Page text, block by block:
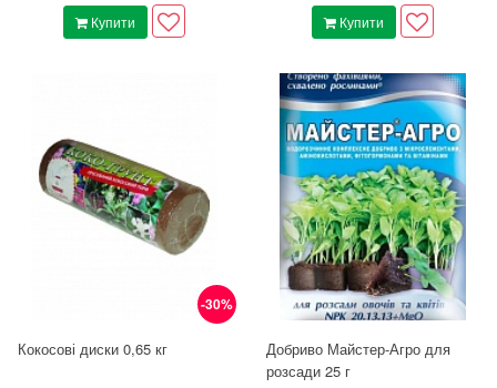
Купити Купити
-30%
Кокосові диски 0,65 кг
Добриво Майстер-Агро для
розсади 25 г